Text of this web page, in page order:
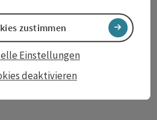
Donauregion
deaktivieren
Einstellungen
zustimmen